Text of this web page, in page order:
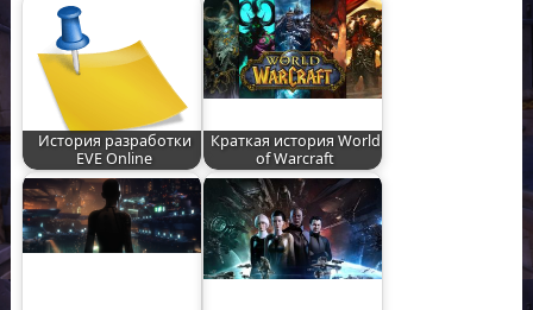
История разработки
EVE Online
Краткая история World
of Warcraft